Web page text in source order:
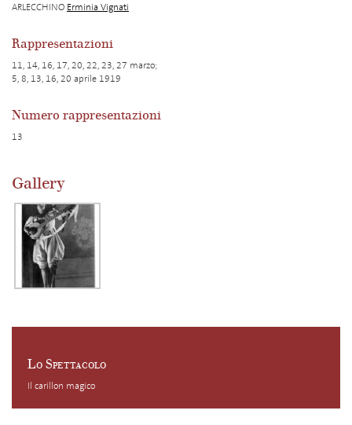
ARLECCHINO Erminia Vignati
Rappresentazioni
11, 14, 16, 17, 20, 22, 23, 27 marzo;
5, 8, 13, 16, 20 aprile 1919
Numero rappresentazioni
13
Gallery
Lo Spettacolo
Il carillon magico